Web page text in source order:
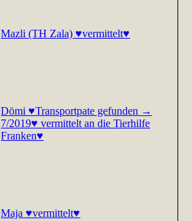
Mazli (TH Zala) ♥vermittelt♥
Dömi ♥Transportpate gefunden →
7/2019♥ vermittelt an die Tierhilfe
Franken♥
Maja ♥vermittelt♥